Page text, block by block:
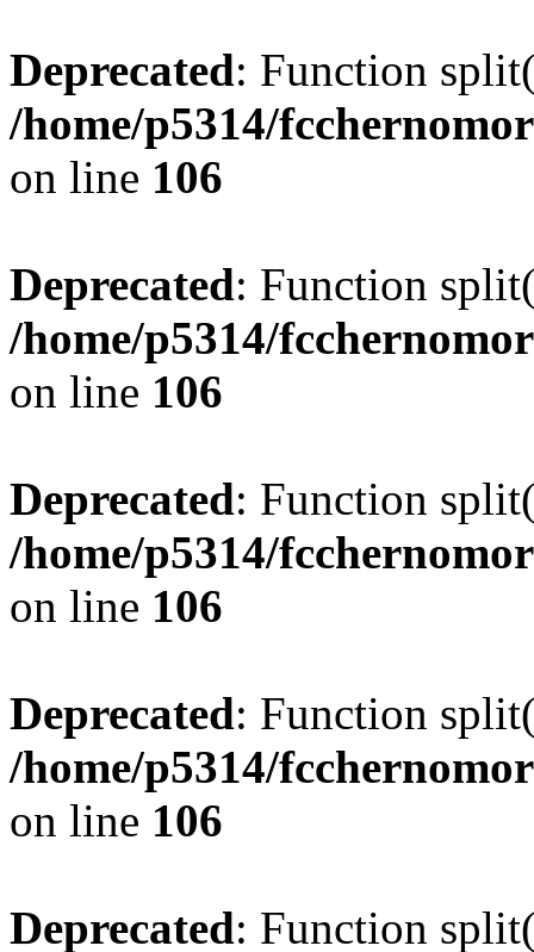
Deprecated: Function
/home/p5314/
on line 106
Deprecated: Function
/home/p5314/
on line 106
Deprecated: Function
/home/p5314/
on line 106
Deprecated: Function
/home/p5314/
on line 106
Deprecated: Function